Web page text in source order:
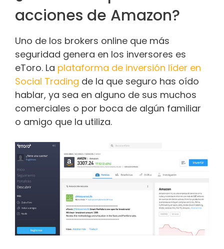
acciones de Amazon?
Uno de los brokers online que más
seguridad genera en los inversores es
eToro. La plataforma de inversión líder en
Social Trading de la que seguro has oído
hablar, ya sea en alguno de sus muchos
comerciales o por boca de algún familiar
o amigo que la utiliza.